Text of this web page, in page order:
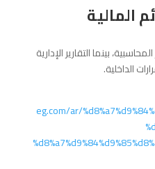
المالية
بينما التقارير الإدارية
الداخلية.
eg.com/ar/